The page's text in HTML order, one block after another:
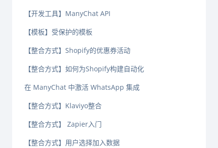
【开发工具】ManyChat API
【模板】受保护的模板
【整合方式】Shopify的优惠券活动
【整合方式】如何为Shopify构建自动化
在 ManyChat 中激活 WhatsApp 集成
【整合方式】Klaviyo整合
【整合方式】 Zapier入门
【整合方式】用户选择加入数据